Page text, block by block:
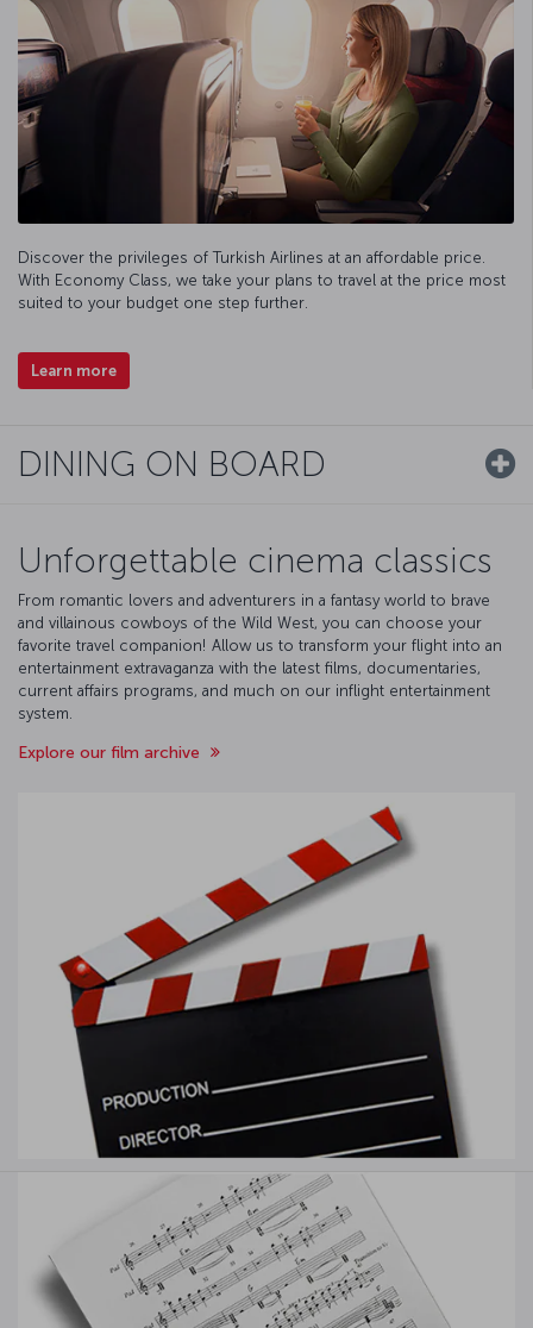
Discover the privileges of Turkish Airlines at an affordable price.
With Economy Class, we take your plans to travel at the price most
suited to your budget one step further.
Learn more
DINING ON BOARD
Unforgettable cinema classics
From romantic lovers and adventurers in a fantasy world to brave
and villainous cowboys of the Wild West, you can choose your
favorite travel companion! Allow us to transform your flight into an
entertainment extravaganza with the latest films, documentaries,
current affairs programs, and much on our inflight entertainment
system.
Explore our film archive